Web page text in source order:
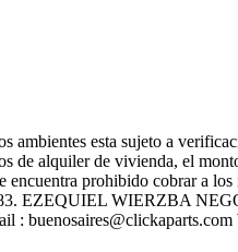
ambientes esta sujeto a
de alquiler de vivienda, el
prohibido cobrar a los
EZEQUIEL WIERZBA